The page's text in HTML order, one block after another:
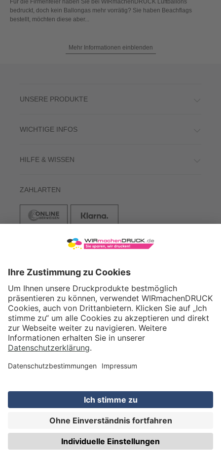
bedruckt, doch kein Ballongas mehr vorrätig? Sie haben Beachflags
bestellt, möchten diese aber...
Mehr Informationen einblenden
UNSERE PRODUKTE
WICHTIGE INFOS
HILFE & WISSEN
ZAHLARTEN
VERSAND
WIRmachenDRUCK GmbH